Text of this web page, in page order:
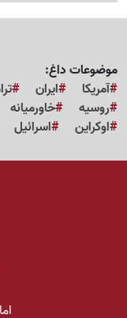
موضوعات داغ:
آمریکا
ایران
روسیه
خاورمیانه
اوکراین
اسرائیل